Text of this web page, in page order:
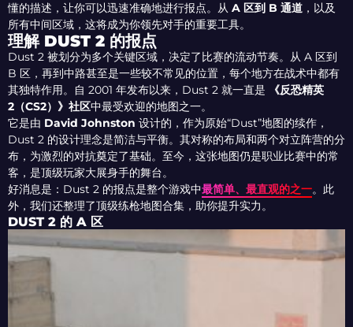
懂的描述，让你可以迅速准确地进行报点。从 A 区到 B 通道 ，以及
所有中间区域，这将成为你领先对手的重要工具。
理解 DUST 2 的报点
Dust 2 被划分为多个关键区域，决定了比赛的流动节奏。从 A 区到
B 区，再到中路甚至是一些较不常见的位置，每个地方在战术中都有
其独特作用。自 2001 年发布以来，Dust 2 就一直是
《反恐精英
2（CS2）》社区中最受欢迎的地图之一。
它是由 David Johnston 设计的，作为原始“Dust”地图的续作，
Dust 2 的设计理念是简洁与平衡。其对称的布局和两个对立阵营的分
布，为激烈的对抗奠定了基础。至今，这张地图仍是职业比赛中的常
客，是顶级玩家大展身手的舞台。
好消息是：Dust 2 的报点是整个游戏中最简单、最直观的之一。此
外，我们还整理了顶级练枪地图合集，助你提升实力。
DUST 2 的 A 区